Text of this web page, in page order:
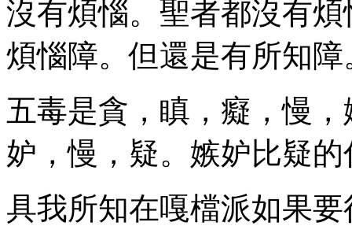
沒有煩惱。聖者都沒有
煩惱障。但還是有所知
五毒是貪，瞋，癡，慢
妒，慢，疑。嫉妒比疑
具我所知在嘎檔派如果